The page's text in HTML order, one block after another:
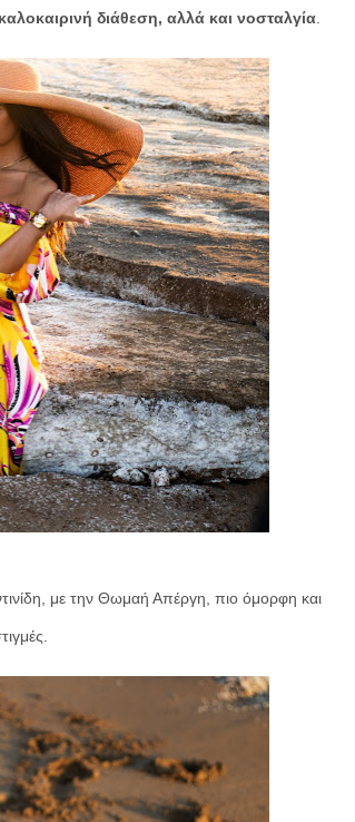
διάθεση, αλλά και νοσταλγία.
με την Θωμαή Απέργη, πιο όμορφη και